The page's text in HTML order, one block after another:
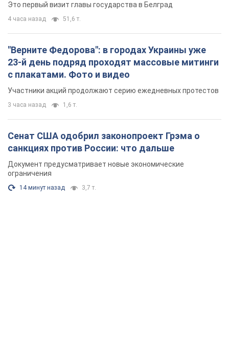
Это первый визит главы государства в Белград
4 часа назад 51,6 т.
"Верните Федорова": в городах Украины уже
23-й день подряд проходят массовые митинги
с плакатами. Фото и видео
Участники акций продолжают серию ежедневных протестов
3 часа назад 1,6 т.
Сенат США одобрил законопроект Грэма о
санкциях против России: что дальше
Документ предусматривает новые экономические
ограничения
14 минут назад 3,7 т.